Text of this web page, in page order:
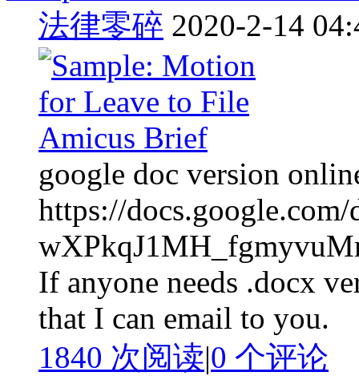
法律零碎 2020-2-14
google doc version
https://
If anyone needs .docx
that I can email to you.
1840 次阅读|0 个评论